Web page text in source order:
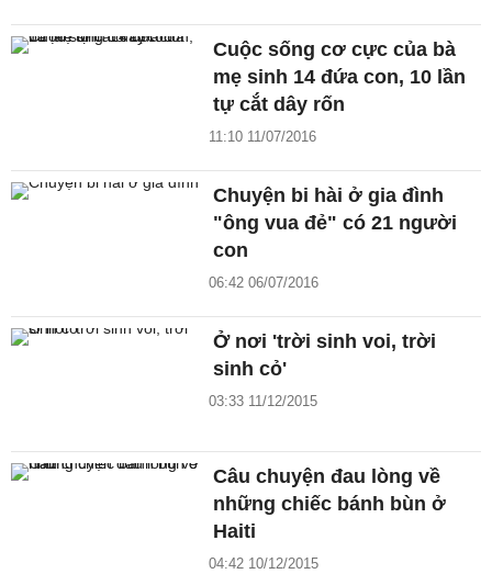
Cuộc sống cơ cực của bà
mẹ sinh 14 đứa con, 10 lần
tự cắt dây rốn
11:10 11/07/2016
Chuyện bi hài ở gia đình
"ông vua đẻ" có 21 người
con
06:42 06/07/2016
Ở nơi 'trời sinh voi, trời
sinh cỏ'
03:33 11/12/2015
Câu chuyện đau lòng về
những chiếc bánh bùn ở
Haiti
04:42 10/12/2015